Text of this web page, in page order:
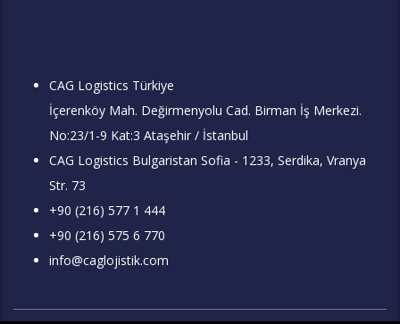
CAG Logistics Türkiye
İçerenköy Mah. Değirmenyolu Cad. Birman İş Merkezi.
No:23/1-9 Kat:3 Ataşehir / İstanbul
CAG Logistics Bulgaristan Sofia - 1233, Serdika, Vranya
Str. 73
+90 (216) 577 1 444
+90 (216) 575 6 770
info@caglojistik.com